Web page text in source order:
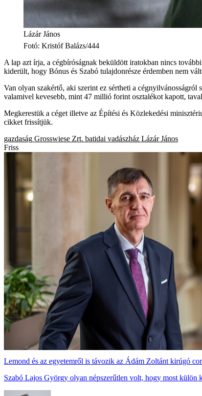
Lázár János
Fotó: Kristóf Balázs/444
A lap azt írja, a cégbíróságnak beküldött iratokban nincs
kiderült, hogy Bónus és Szabó tulajdonrésze érdemben nem
Van olyan szakértő, aki szerint ez sértheti a
valamivel kevesebb, mint 47 millió forint osztalékot kapott,
Megkerestük a céget illetve az Építési és Közlekedési
cikket frissítjük.
gazdaság Grosswiese Zrt. batidai vadászház Lázár János
Friss
Lemond és az egyetemről is távozik az Ádám Zoltánt kirúgó
Szabó Lajos György olyan népszerűtlen volt, hogy most külön